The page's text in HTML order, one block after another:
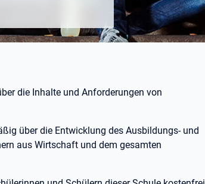
die Inhalte und Anforderungen von
über die Entwicklung des Ausbildungs- und
aus Wirtschaft und dem gesamten